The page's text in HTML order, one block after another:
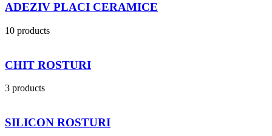
ADEZIV PLACI CERAMICE
10 products
CHIT ROSTURI
3 products
SILICON ROSTURI